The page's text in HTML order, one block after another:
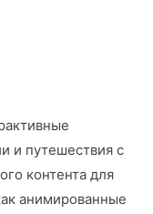
и путешествия с
контента для
анимированные